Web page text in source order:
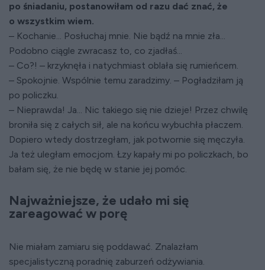
po śniadaniu, postanowiłam od razu dać znać, że
o wszystkim wiem.
– Kochanie... Posłuchaj mnie. Nie bądź na mnie zła...
Podobno ciągle zwracasz to, co zjadłaś...
– Co?! – krzyknęła i natychmiast oblała się rumieńcem.
– Spokojnie. Wspólnie temu zaradzimy. – Pogładziłam ją
po policzku.
– Nieprawda! Ja... Nic takiego się nie dzieje! Przez chwilę
broniła się z całych sił, ale na końcu wybuchła płaczem.
Dopiero wtedy dostrzegłam, jak potwornie się męczyła.
Ja też uległam emocjom. Łzy kapały mi po policzkach, bo
bałam się, że nie będę w stanie jej pomóc.
Najważniejsze, że udało mi się
zareagować w porę
Nie miałam zamiaru się poddawać. Znalazłam
specjalistyczną poradnię zaburzeń odżywiania.